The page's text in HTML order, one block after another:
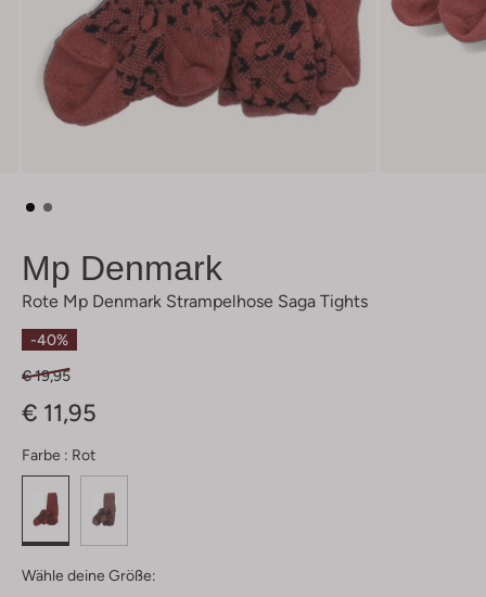
Mp Denmark
Rote Mp Denmark Strampelhose Saga Tights
-40%
€ 19,95
€ 11,95
Farbe : Rot
Wähle deine Größe: